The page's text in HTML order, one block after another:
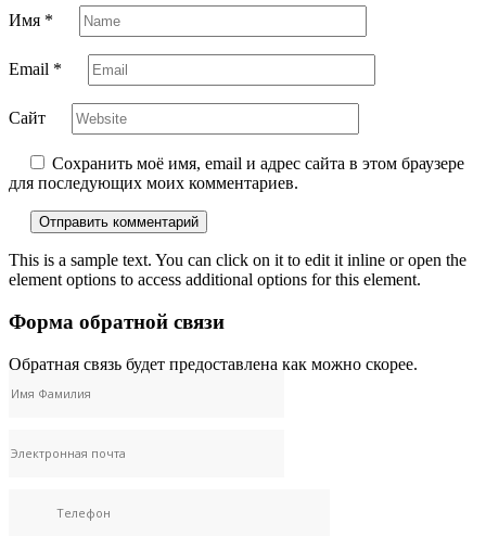
Имя *
Email *
Сайт
Сохранить моё имя, email и адрес сайта в этом браузере
для последующих моих комментариев.
This is a sample text. You can click on it to edit it inline or open the
element options to access additional options for this element.
Форма обратной связи
Обратная связь будет предоставлена ​​как можно скорее.